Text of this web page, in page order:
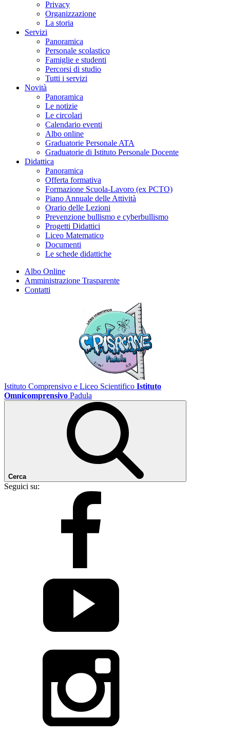
Privacy
Organizzazione
La storia
Servizi
Panoramica
Personale scolastico
Famiglie e studenti
Percorsi di studio
Tutti i servizi
Novità
Panoramica
Le notizie
Le circolari
Calendario eventi
Albo online
Graduatorie Personale ATA
Graduatorie di Istituto Personale Docente
Didattica
Panoramica
Offerta formativa
Formazione Scuola-Lavoro (ex PCTO)
Piano Annuale delle Attività
Orario delle Lezioni
Prevenzione bullismo e cyberbullismo
Progetti Didattici
Liceo Matematico
Documenti
Le schede didattiche
Albo Online
Amministrazione Trasparente
Contatti
Istituto Comprensivo e Liceo Scientifico Istituto
Omnicomprensivo Padula
Cerca
Seguici su: